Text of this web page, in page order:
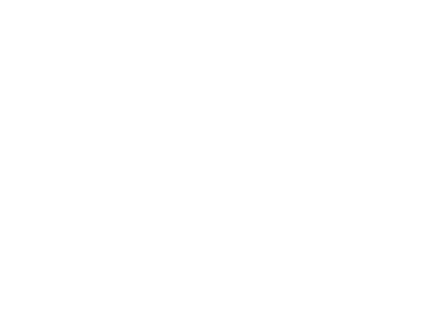
ilişkin detaylı bilgi için Ayarlar
okumak ve sitemizde ilgili